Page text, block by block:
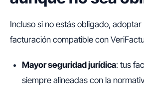
Incluso si no estás obligado,
facturación compatible con
Mayor seguridad jurídica: tus
siempre alineadas con la